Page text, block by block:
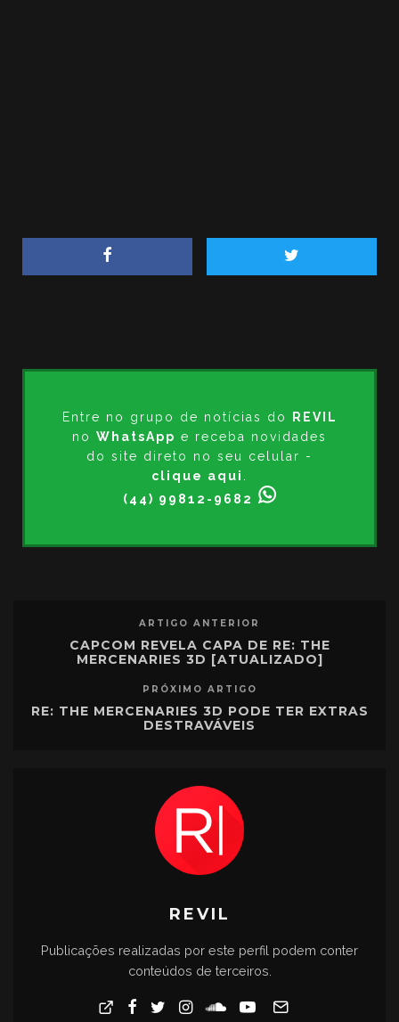
Entre no grupo de notícias do
REVIL
no WhatsApp e receba novidades
do site direto no seu celular -
clique aqui
(44) 99812-9682
ARTIGO ANTERIOR
CAPCOM REVELA CAPA DE RE: THE
MERCENARIES 3D [ATUALIZADO]
PRÓXIMO ARTIGO
RE: THE MERCENARIES 3D PODE TER EXTRAS
DESTRAVÁVEIS
REVIL
Publicações realizadas por este perfil podem conter
conteúdos de terceiros.